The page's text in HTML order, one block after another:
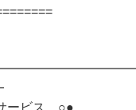
ービス ○●